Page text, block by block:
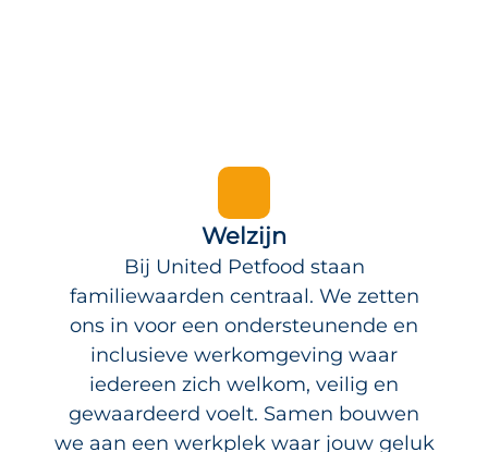
Welzijn
Bij United Petfood staan
familiewaarden centraal. We zetten
ons in voor een ondersteunende en
inclusieve werkomgeving waar
iedereen zich welkom, veilig en
gewaardeerd voelt. Samen bouwen
we aan een werkplek waar jouw geluk